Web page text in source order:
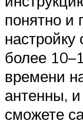
понятно и
настройку
более
времени
антенны,
сможете